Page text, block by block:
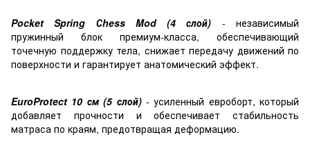
Pocket Spring Сhess Mod (4 слой) - независимый
пружинный блок премиум-класса, обеспечивающий
точечную поддержку тела, снижает передачу движений по
поверхности и гарантирует анатомический эффект.
EuroProtect 10 см (5 слой) - усиленный евроборт, который
добавляет прочности и обеспечивает стабильность
матраса по краям, предотвращая деформацию.